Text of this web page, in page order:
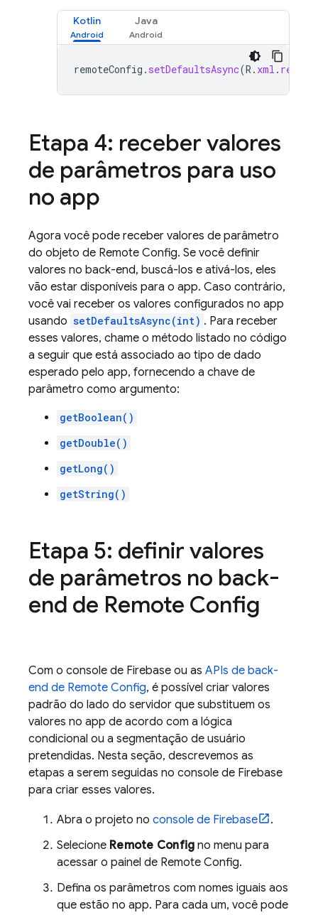
Kotlin Java
remoteConfig . setDefaultsAsync(R . xml .
Etapa 4: receber valores
de parâmetros para uso
no app
Agora você pode receber valores de parâmetro
do objeto de Remote Config. Se você definir
valores no back-end, buscá-los e ativá-los, eles
vão estar disponíveis para o app. Caso contrário,
você vai receber os valores configurados no app
usando setDefaultsAsync(int) . Para receber
esses valores, chame o método listado no código
a seguir que está associado ao tipo de dado
esperado pelo app, fornecendo a chave de
parâmetro como argumento:
getBoolean()
getDouble()
getLong()
getString()
Etapa 5: definir valores
de parâmetros no back-
end de Remote Config
Com o console de Firebase ou as APIs de back-
end de Remote Config, é possível criar valores
padrão do lado do servidor que substituem os
valores no app de acordo com a lógica
condicional ou a segmentação de usuário
pretendidas. Nesta seção, descrevemos as
etapas a serem seguidas no console de Firebase
para criar esses valores.
Abra o projeto no console de Firebase
.
Selecione Remote Config no menu para
acessar o painel de Remote Config.
Defina os parâmetros com nomes iguais aos
que estão no app. Para cada um, você pode